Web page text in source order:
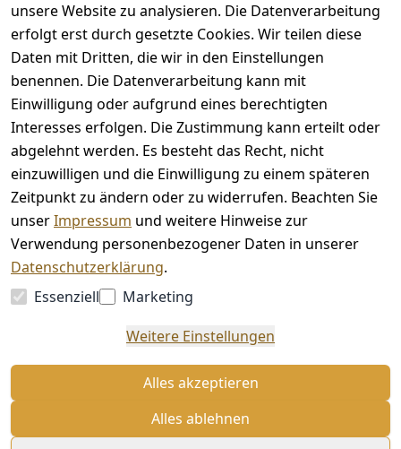
unsere Website zu analysieren. Die Datenverarbeitung
erfolgt erst durch gesetzte Cookies. Wir teilen diese
Daten mit Dritten, die wir in den Einstellungen
benennen. Die Datenverarbeitung kann mit
Einwilligung oder aufgrund eines berechtigten
Interesses erfolgen. Die Zustimmung kann erteilt oder
abgelehnt werden. Es besteht das Recht, nicht
einzuwilligen und die Einwilligung zu einem späteren
Zeitpunkt zu ändern oder zu widerrufen. Beachten Sie
unserImpressum und weitere Hinweise zur
Verwendung personenbezogener Daten in unserer
Datenschutzerklärung.
Essenziell
Marketing
Weitere Einstellungen
Alles akzeptieren
Alles ablehnen
Rechtliches
AGB
Impressum
Datenschutze
rklärung
Barrierefreihe
itserklärung
Widerrufsrec
ht
Kontakt
Kontakt
Registrieren
widerrufen